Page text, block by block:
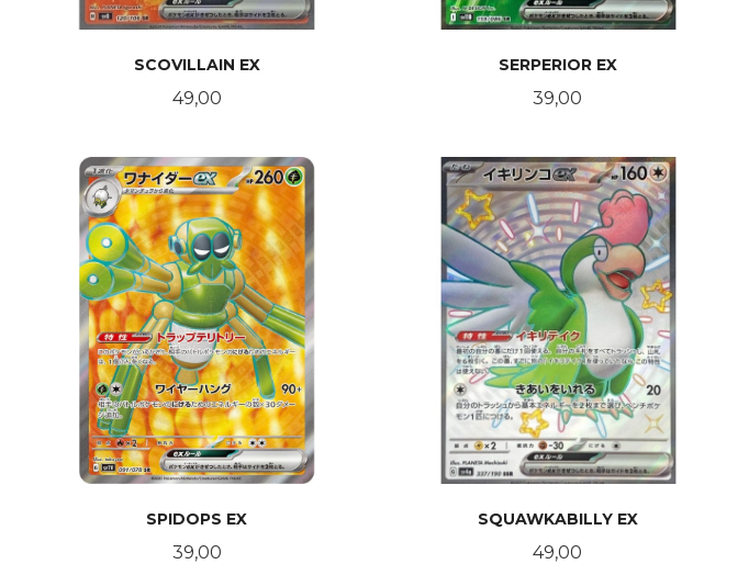
SCOVILLAIN EX
Pris
49,00
KJØP
SERPERIOR EX
Pris
39,00
LES MER
SPIDOPS EX
Pris
39,00
SQUAWKABILLY EX
Pris
49,00